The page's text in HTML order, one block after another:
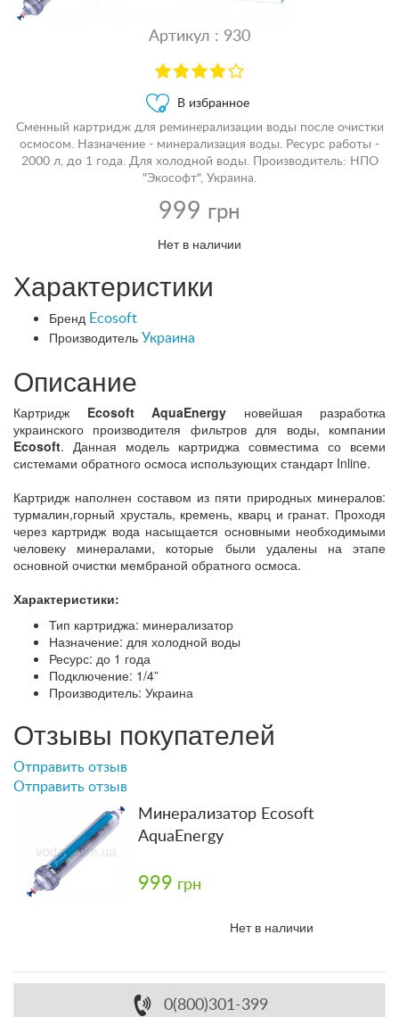
Артикул : 930
В избранное
Сменный картридж для реминерализации воды после очистки
осмосом. Назначение - минерализация воды. Ресурс работы -
2000 л, до 1 года. Для холодной воды. Производитель: НПО
"Экософт", Украина.
999 грн
Нет в наличии
Характеристики
Бренд Ecosoft
Производитель Украина
Описание
Картридж Ecosoft AquaEnergy новейшая разработка
украинского производителя фильтров для воды, компании
Ecosoft. Данная модель картриджа совместима со всеми
системами обратного осмоса использующих стандарт Inline.
Картридж наполнен составом из пяти природных минералов:
турмалин,горный хрусталь, кремень, кварц и гранат. Проходя
через картридж вода насыщается основными необходимыми
человеку минералами, которые были удалены на этапе
основной очистки мембраной обратного осмоса.
Характеристики:
Тип картриджа: минерализатор
Назначение: для холодной воды
Ресурс: до 1 года
Подключение: 1/4”
Производитель: Украина
Отзывы покупателей
Отправить отзыв
Отправить отзыв
Минерализатор Ecosoft
AquaEnergy
999 грн
Нет в наличии
0(800)301-399